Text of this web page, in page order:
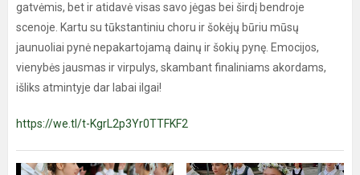
gatvėmis, bet ir atidavė visas savo jėgas bei širdį bendroje
scenoje. Kartu su tūkstantiniu choru ir šokėjų būriu mūsų
jaunuoliai pynė nepakartojamą dainų ir šokių pynę. Emocijos,
vienybės jausmas ir virpulys, skambant finaliniams akordams,
išliks atmintyje dar labai ilgai!
https://we.tl/t-KgrL2p3Yr0TTFKF2